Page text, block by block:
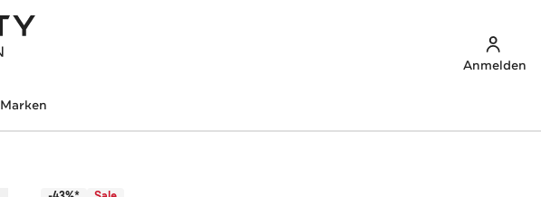
Anmelden
Marken